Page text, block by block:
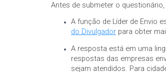
Antes de submeter o
A função de Líder de Envio
do Divulgador para obter
A resposta está em uma
respostas das empresas
sejam atendidos. Para